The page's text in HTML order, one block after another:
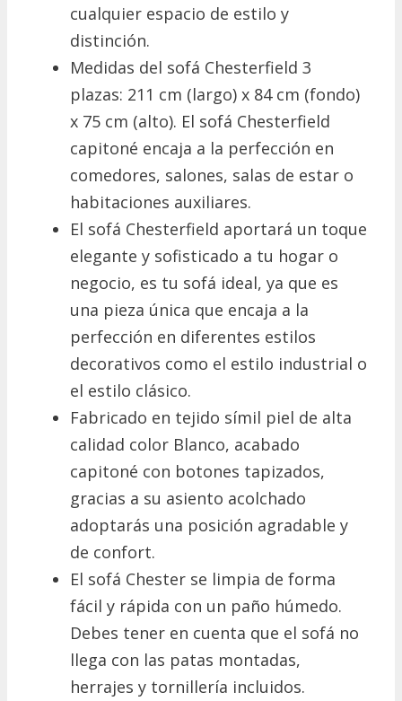
cualquier espacio de estilo y
distinción.
Medidas del sofá Chesterfield 3
plazas: 211 cm (largo) x 84 cm (fondo)
x 75 cm (alto). El sofá Chesterfield
capitoné encaja a la perfección en
comedores, salones, salas de estar o
habitaciones auxiliares.
El sofá Chesterfield aportará un toque
elegante y sofisticado a tu hogar o
negocio, es tu sofá ideal, ya que es
una pieza única que encaja a la
perfección en diferentes estilos
decorativos como el estilo industrial o
el estilo clásico.
Fabricado en tejido símil piel de alta
calidad color Blanco, acabado
capitoné con botones tapizados,
gracias a su asiento acolchado
adoptarás una posición agradable y
de confort.
El sofá Chester se limpia de forma
fácil y rápida con un paño húmedo.
Debes tener en cuenta que el sofá no
llega con las patas montadas,
herrajes y tornillería incluidos.